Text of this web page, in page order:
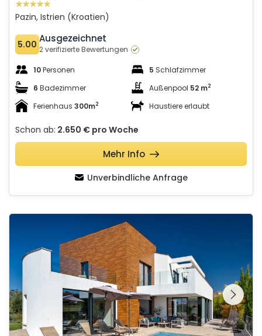
Pazin, Istrien (Kroatien)
5.00 Ausgezeichnet
2 verifizierte Bewertungen
10Personen 5 Schlafzimmer
6 Badezimmer Außenpool 52 m2
Ferienhaus 300m2 Haustiere erlaubt
Schon ab: 2.650 € pro Woche
Unverbindliche Anfrage
Mehr Info
Schauen Sie sich die
gesamte Galerie